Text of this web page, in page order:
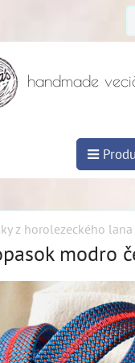
handmade
z horolezeckého lana
modro